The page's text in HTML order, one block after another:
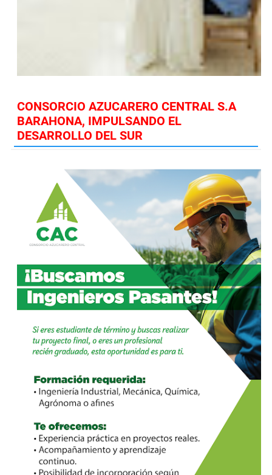
CONSORCIO AZUCARERO CENTRAL S.A
BARAHONA, IMPULSANDO EL
DESARROLLO DEL SUR